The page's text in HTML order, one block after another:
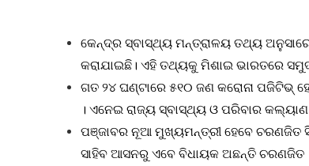
କେନ୍ଦ୍ର ସ୍ବାସ୍ଥ୍ୟ ମନ୍ତ୍ରାଳୟ ତଥ୍ୟ
କରାଯାଇଛି। ଏହି ତଥ୍ୟକୁ ମିଶାଇ ଭାରତରେ
ଗତ ୨୪ ଘଣ୍ଟାରେ ୫୧୦ ଜଣ କରୋନା ପଜିଟିଭ୍
। ଏନେଇ ରାଜ୍ୟ ସ୍ବାସ୍ଥ୍ୟ ଓ ପରିବାର
ପଞ୍ଜାବର ନୂଆ ମୁଖ୍ୟମନ୍ତ୍ରୀ ହେବେ ଚରଣଜିତ
ସାହିବ ଆସନରୁ ଏବେ ବିଧାୟକ ଅଛନ୍ତି ଚରଣଜିତ